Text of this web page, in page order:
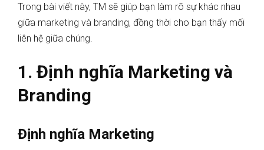
Trong bài viết này, TM sẽ giúp bạn làm rõ sự khác nhau
giữa marketing và branding, đồng thời cho bạn thấy mối
liên hệ giữa chúng.
1. Định nghĩa Marketing và
Branding
Định nghĩa Marketing